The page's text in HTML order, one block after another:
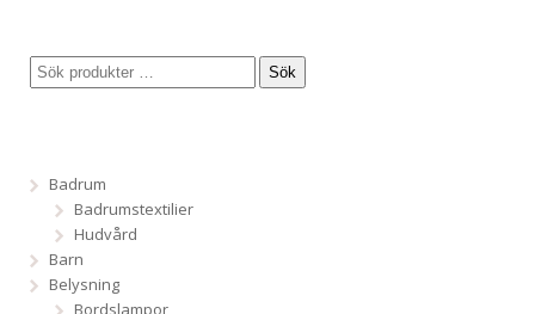
Sök
Badrum
Badrumstextilier
Hudvård
Barn
Belysning
Bordslampor